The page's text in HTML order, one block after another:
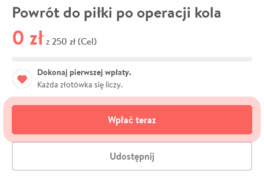
Powrót do piłki po operacji kola
0 zł z 250 zł (Cel)
Dokonaj pierwszej wpłaty.
Każda złotówka się liczy.
Wpłać teraz
Udostępnij